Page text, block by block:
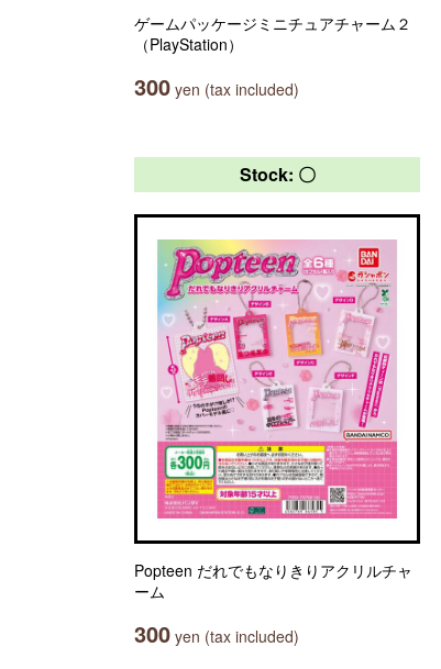
ゲームパッケージミニチュアチャーム２
（PlayStation）
300 yen (tax included)
Stock: 〇
Popteen だれでもなりきりアクリルチャ
ーム
300 yen (tax included)